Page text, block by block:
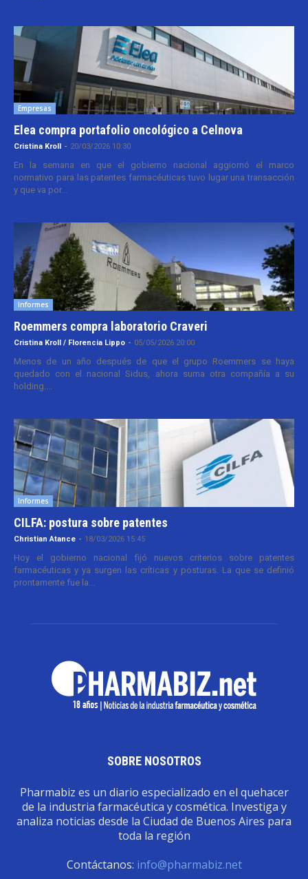
Empresas
Elea compra portafolio oncológico a Celnova
Cristina Kroll - 20/03/2026 10:30
En la semana en que el gobierno nacional aggiornó el marco
normativo para las patentes farmacéuticas tuvo lugar una transacción
y que va por...
Informes
Roemmers compra laboratorio Craveri
Cristina Kroll / Florencia Lippo - 05/05/2026 20:00
Menos de un año después de que el grupo Roemmers se haya
quedado con el nacional Sidus, ahora suma otra compañía a su
holding....
Informes
CILFA: postura sobre patentes
Christian Atance - 18/03/2026 15:45
Hoy el gobierno nacional fijó nuevos criterios sobre patentes
farmacéuticas y ya surgen las críticas y posturas. La que se definió
prontamente fue la...
SOBRE NOSOTROS
Pharmabiz es un diario especializado en el quehacer
de la industria farmacéutica y cosmética. Investiga y
analiza noticias desde la Ciudad de Buenos Aires para
toda la región
Contáctanos: info@pharmabiz.net